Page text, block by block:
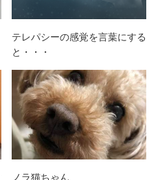
テレパシーの感覚を言葉にする
と・・・
ノラ猫ちゃん